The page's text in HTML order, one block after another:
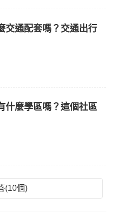
交通配套嗎？交通出行
什麼學區嗎？這個社區
(10個)